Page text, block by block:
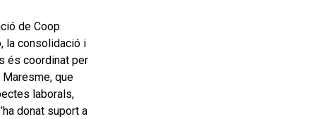
de Coop
la consolidació i
és coordinat per
que
laborals,
donat suport a